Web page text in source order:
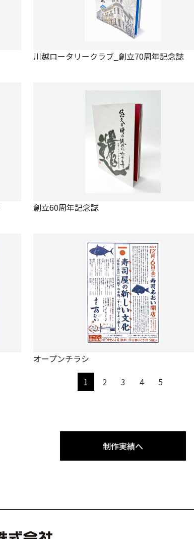
川越ロータリークラブ_創立70周年記念誌
創立60周年記念誌
オープンチラシ
1
2 3 4 5
制作実績へ